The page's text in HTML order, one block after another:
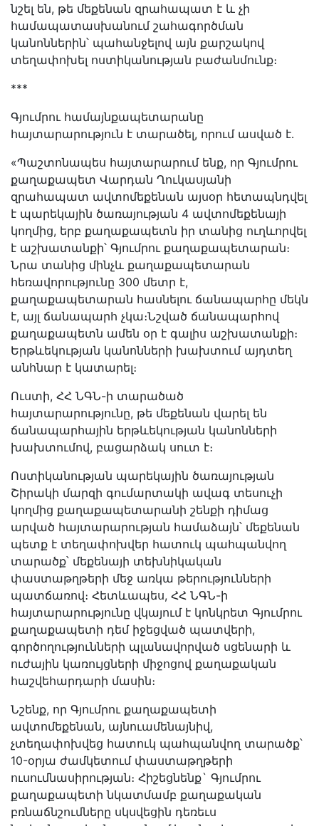
նշել են, թե մեքենան զրահապատ է և չի
համապատասխանում շահագործման
կանոններին՝ պահանջելով այն քարշակով
տեղափոխել ոստիկանության բաժանմունք։
***
Գյումրու համայնքապետարանը
հայտարարություն է տարածել, որում ասված է․
«Պաշտոնապես հայտարարում ենք, որ Գյումրու
քաղաքապետ Վարդան Ղուկասյանի
զրահապատ ավտոմեքենան այսօր հետապնդվել
է պարեկային ծառայության 4 ավտոմեքենայի
կողմից, երբ քաղաքապետն իր տանից ուղևորվել
է աշխատանքի՝ Գյումրու քաղաքապետարան։
Նրա տանից մինչև քաղաքապետարան
հեռավորությունը 300 մետր է,
քաղաքապետարան հասնելու ճանապարհը մեկն
է, այլ ճանապարհ չկա։Նշված ճանապարհով
քաղաքապետն ամեն օր է գալիս աշխատանքի։
Երթևեկության կանոնների խախտում այդտեղ
անհնար է կատարել։
Ուստի, ՀՀ ՆԳՆ-ի տարածած
հայտարարությունը, թե մեքենան վարել են
ճանապարհային երթևեկության կանոնների
խախտումով, բացարձակ սուտ է։
Ոստիկանության պարեկային ծառայության
Շիրակի մարզի գումարտակի ավագ տեսուչի
կողմից քաղաքապետարանի շենքի դիմաց
արված հայտարարության համաձայն՝ մեքենան
պետք է տեղափոխվեր հատուկ պահպանվող
տարածք՝ մեքենայի տեխնիկական
փաստաթղթերի մեջ առկա թերությունների
պատճառով։ Հետևապես, ՀՀ ՆԳՆ-ի
հայտարարությունը վկայում է կոնկրետ Գյումրու
քաղաքապետի դեմ իջեցված պատվերի,
գործողությունների պլանավորված սցենարի և
ուժային կառույցների միջոցով քաղաքական
հաշվեհարդարի մասին։
Նշենք, որ Գյումրու քաղաքապետի
ավտոմեքենան, այնուամենայնիվ,
չտեղափոխվեց հատուկ պահպանվող տարածք՝
10-օրյա ժամկետում փաստաթղթերի
ուսումնասիրության։ Հիշեցնենք` Գյումրու
քաղաքապետի նկատմամբ քաղաքական
բռնաճնշումները սկսվեցին դեռեւս